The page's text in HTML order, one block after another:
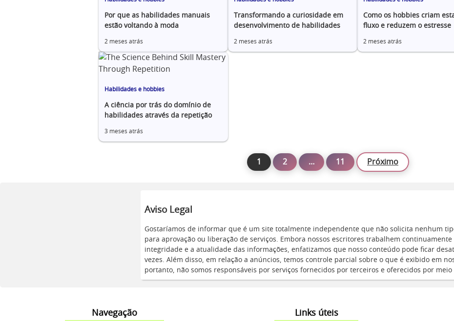
Por que as habilidades manuais
estão voltando à moda
2 meses atrás
Transformando a curiosidade em
desenvolvimento de habilidades
2 meses atrás
Como os hobbies criam
fluxo e reduzem o estresse
2 meses atrás
Habilidades e hobbies
A ciência por trás do domínio de
habilidades através da repetição
3 meses atrás
1 2 … 11 Próximo
Aviso Legal
Gostaríamos de informar que é um site totalmente independente que não solicita nenhum
para aprovação ou liberação de serviços. Embora nossos escritores trabalhem
integridade e a atualidade das informações, enfatizamos que nosso conteúdo pode ficar
vezes. Além disso, em relação a anúncios, temos controle parcial sobre o que é exibido em
portanto, não somos responsáveis por serviços fornecidos por terceiros e oferecidos por meio
Navegação Links úteis